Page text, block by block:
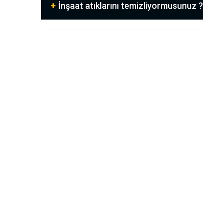
İnşaat atıklarını temizliyormusunuz ?